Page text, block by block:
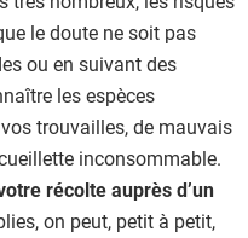
le doute ne soit pas
ou en suivant des
les espèces
trouvailles, de mauvais
inconsommable.
récolte auprès d’un
on peut, petit à petit,